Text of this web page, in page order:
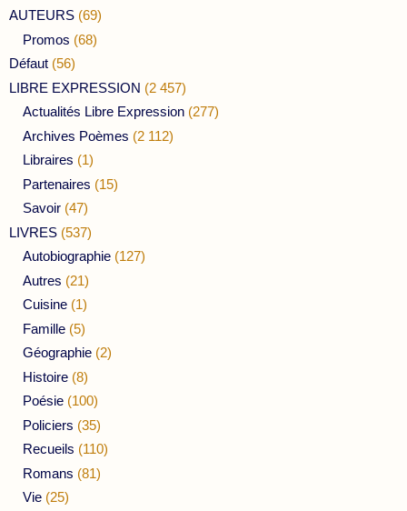
AUTEURS (69)
Promos (68)
Défaut (56)
LIBRE EXPRESSION (2 457)
Actualités Libre Expression (277)
Archives Poèmes (2 112)
Libraires (1)
Partenaires (15)
Savoir (47)
LIVRES (537)
Autobiographie (127)
Autres (21)
Cuisine (1)
Famille (5)
Géographie (2)
Histoire (8)
Poésie (100)
Policiers (35)
Recueils (110)
Romans (81)
Vie (25)